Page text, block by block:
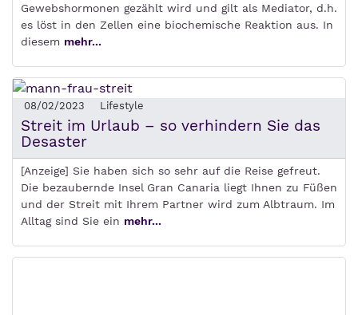
Gewebshormonen gezählt wird und gilt als Mediator, d.h.
es löst in den Zellen eine biochemische Reaktion aus. In
diesem mehr...
08/02/2023 Lifestyle
Streit im Urlaub – so verhindern Sie das
Desaster
[Anzeige] Sie haben sich so sehr auf die Reise gefreut.
Die bezaubernde Insel Gran Canaria liegt Ihnen zu Füßen
und der Streit mit Ihrem Partner wird zum Albtraum. Im
Alltag sind Sie ein mehr...